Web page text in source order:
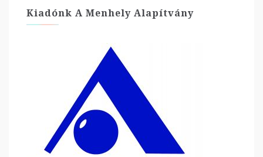
Kiadónk A Menhely Alapítvány